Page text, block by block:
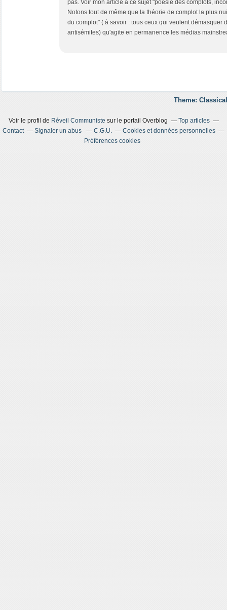
pas. Voir mon article à ce sujet "poésie des complots,
Notons tout de même que la théorie de complot la plus
du complot" ( à savoir : tous ceux qui veulent démasquer
antisémites) qu'agite en permanence les médias
Theme:
Voir le profil de Réveil Communistesur le portail Overblog
Top articles
Contact
Signaler un abus C.G.U.
Cookies et données personnelles
Préférences cookies